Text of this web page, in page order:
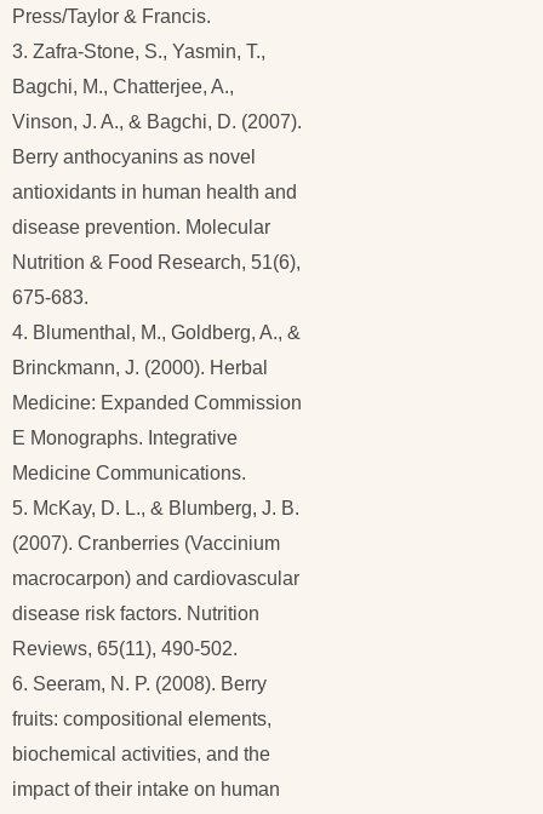
Press/Taylor & Francis.
3. Zafra-Stone, S., Yasmin, T.,
Bagchi, M., Chatterjee, A.,
Vinson, J. A., & Bagchi, D. (2007).
Berry anthocyanins as novel
antioxidants in human health and
disease prevention. Molecular
Nutrition & Food Research, 51(6),
675-683.
4. Blumenthal, M., Goldberg, A., &
Brinckmann, J. (2000). Herbal
Medicine: Expanded Commission
E Monographs. Integrative
Medicine Communications.
5. McKay, D. L., & Blumberg, J. B.
(2007). Cranberries (Vaccinium
macrocarpon) and cardiovascular
disease risk factors. Nutrition
Reviews, 65(11), 490-502.
6. Seeram, N. P. (2008). Berry
fruits: compositional elements,
biochemical activities, and the
impact of their intake on human